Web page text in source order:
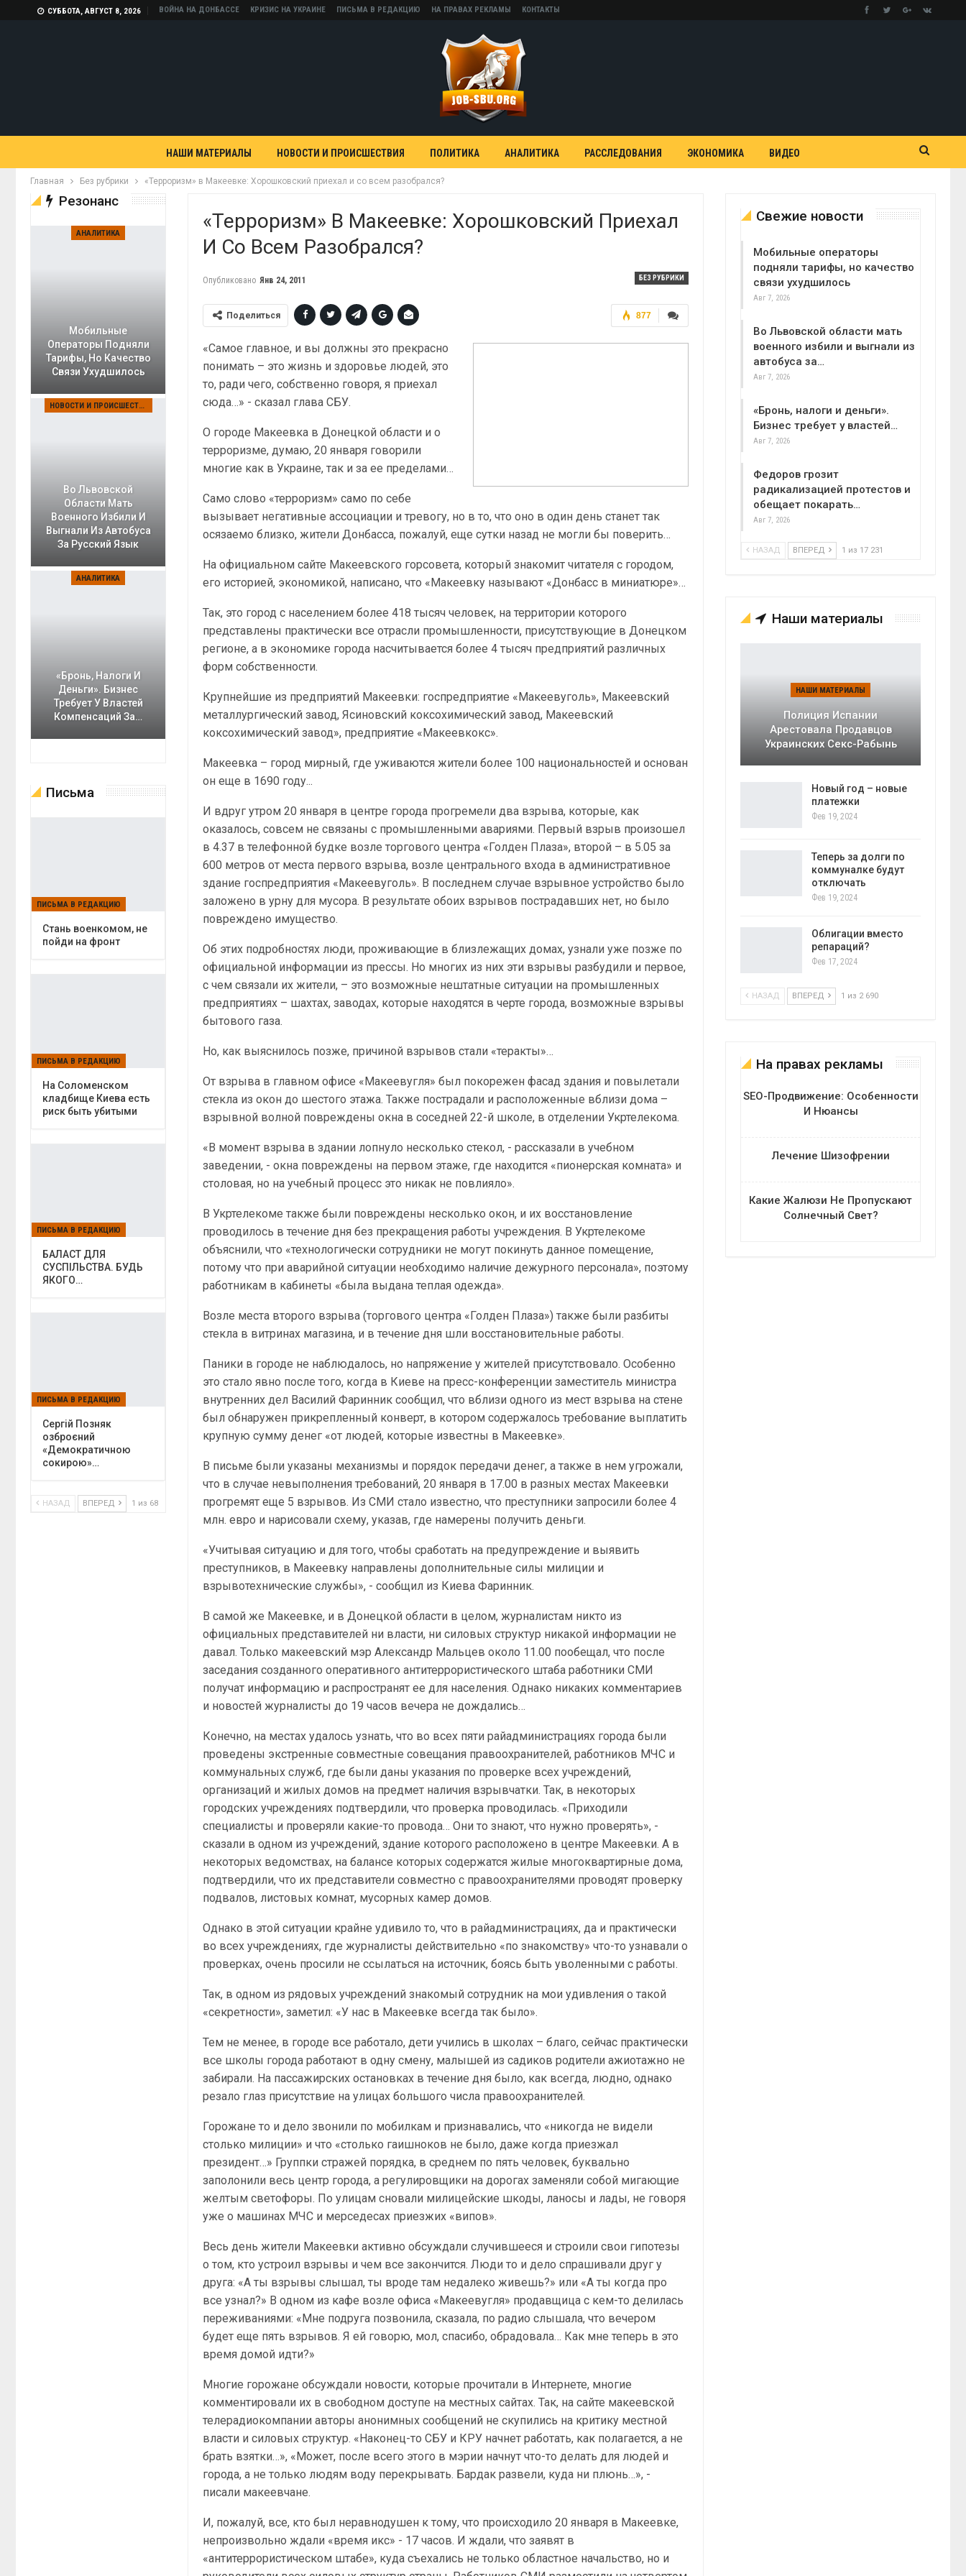
СУББОТА, АВГУСТ 8, 2026 ВОЙНА НА ДОНБАССЕ КРИЗИС НА УКРАИНЕ ПИСЬМА В РЕДАКЦИЮ НА ПРАВАХ РЕКЛАМЫ КОНТАКТЫ
НАШИ МАТЕРИАЛЫ НОВОСТИ И ПРОИСШЕСТВИЯ ПОЛИТИКА АНАЛИТИКА РАССЛЕДОВАНИЯ ЭКОНОМИКА ВИДЕО
Главная Без рубрики «Терроризм» в Макеевке: Хорошковский приехал и со всем разобрался?
«Терроризм» В Макеевке: Хорошковский Приехал
И Со Всем Разобрался?
БЕЗ РУБРИКИ
Опубликовано Янв 24, 2011
877
Поделиться
«Самое главное, и вы должны это прекрасно
понимать – это жизнь и здоровье людей, это
то, ради чего, собственно говоря, я приехал
сюда…» - сказал глава СБУ.
О городе Макеевка в Донецкой области и о
терроризме, думаю, 20 января говорили
многие как в Украине, так и за ее пределами…
Само слово «терроризм» само по себе
вызывает негативные ассоциации и тревогу, но в то, что оно в один день станет так
осязаемо близко, жители Донбасса, пожалуй, еще сутки назад не могли бы поверить…
На официальном сайте Макеевского горсовета, который знакомит читателя с городом,
его историей, экономикой, написано, что «Макеевку называют «Донбасс в миниатюре»…
Так, это город с населением более 418 тысяч человек, на территории которого
представлены практически все отрасли промышленности, присутствующие в Донецком
регионе, а в экономике города насчитывается более 4 тысяч предприятий различных
форм собственности.
Крупнейшие из предприятий Макеевки: госпредприятие «Макеевуголь», Макеевский
металлургический завод, Ясиновский коксохимический завод, Макеевский
коксохимический завод», предприятие «Макеевкокс».
Макеевка – город мирный, где уживаются жители более 100 национальностей и основан
он еще в 1690 году...
И вдруг утром 20 января в центре города прогремели два взрыва, которые, как
оказалось, совсем не связаны с промышленными авариями. Первый взрыв произошел
в 4.37 в телефонной будке возле торгового центра «Голден Плаза», второй – в 5.05 за
600 метров от места первого взрыва, возле центрального входа в административное
здание госпредприятия «Макеевуголь». В последнем случае взрывное устройство было
заложено в урну для мусора. В результате обоих взрывов пострадавших нет, но было
повреждено имущество.
Об этих подробностях люди, проживающие в близлежащих домах, узнали уже позже по
официальной информации из прессы. Но многих из них эти взрывы разбудили и первое,
с чем связали их жители, – это возможные нештатные ситуации на промышленных
предприятиях – шахтах, заводах, которые находятся в черте города, возможные взрывы
бытового газа.
Но, как выяснилось позже, причиной взрывов стали «теракты»…
От взрыва в главном офисе «Макеевугля» был покорежен фасад здания и повылетали
стекла из окон до шестого этажа. Также пострадали и расположенные вблизи дома –
взрывной волной повреждены окна в соседней 22-й школе, в отделении Укртелекома.
«В момент взрыва в здании лопнуло несколько стекол, - рассказали в учебном
заведении, - окна повреждены на первом этаже, где находится «пионерская комната» и
столовая, но на учебный процесс это никак не повлияло».
В Укртелекоме также были повреждены несколько окон, и их восстановление
проводилось в течение дня без прекращения работы учреждения. В Укртелекоме
объяснили, что «технологически сотрудники не могут покинуть данное помещение,
потому что при аварийной ситуации необходимо наличие дежурного персонала», поэтому
работникам в кабинеты «была выдана теплая одежда».
Возле места второго взрыва (торгового центра «Голден Плаза») также были разбиты
стекла в витринах магазина, и в течение дня шли восстановительные работы.
Паники в городе не наблюдалось, но напряжение у жителей присутствовало. Особенно
это стало явно после того, когда в Киеве на пресс-конференции заместитель министра
внутренних дел Василий Фаринник сообщил, что вблизи одного из мест взрыва на стене
был обнаружен прикрепленный конверт, в котором содержалось требование выплатить
крупную сумму денег «от людей, которые известны в Макеевке».
В письме были указаны механизмы и порядок передачи денег, а также в нем угрожали,
что в случае невыполнения требований, 20 января в 17.00 в разных местах Макеевки
прогремят еще 5 взрывов. Из СМИ стало известно, что преступники запросили более 4
млн. евро и нарисовали схему, указав, где намерены получить деньги.
«Учитывая ситуацию и для того, чтобы сработать на предупреждение и выявить
преступников, в Макеевку направлены дополнительные силы милиции и
взрывотехнические службы», - сообщил из Киева Фаринник.
В самой же Макеевке, и в Донецкой области в целом, журналистам никто из
официальных представителей ни власти, ни силовых структур никакой информации не
давал. Только макеевский мэр Александр Мальцев около 11.00 пообещал, что после
заседания созданного оперативного антитеррористического штаба работники СМИ
получат информацию и распространят ее для населения. Однако никаких комментариев
и новостей журналисты до 19 часов вечера не дождались…
Конечно, на местах удалось узнать, что во всех пяти райадминистрациях города были
проведены экстренные совместные совещания правоохранителей, работников МЧС и
коммунальных служб, где были даны указания по проверке всех учреждений,
организаций и жилых домов на предмет наличия взрывчатки. Так, в некоторых
городских учреждениях подтвердили, что проверка проводилась. «Приходили
специалисты и проверяли какие-то провода… Они то знают, что нужно проверять», -
сказали в одном из учреждений, здание которого расположено в центре Макеевки. А в
некоторых ведомствах, на балансе которых содержатся жилые многоквартирные дома,
подтвердили, что их представители совместно с правоохранителями проводят проверку
подвалов, листовых комнат, мусорных камер домов.
Однако в этой ситуации крайне удивило то, что в райадминистрациях, да и практически
во всех учреждениях, где журналисты действительно «по знакомству» что-то узнавали о
проверках, очень просили не ссылаться на источник, боясь быть уволенными с работы.
Так, в одном из рядовых учреждений знакомый сотрудник на мои удивления о такой
«секретности», заметил: «У нас в Макеевке всегда так было».
Тем не менее, в городе все работало, дети учились в школах – благо, сейчас практически
все школы города работают в одну смену, малышей из садиков родители ажиотажно не
забирали. На пассажирских остановках в течение дня было, как всегда, людно, однако
резало глаз присутствие на улицах большого числа правоохранителей.
Горожане то и дело звонили по мобилкам и признавались, что «никогда не видели
столько милиции» и что «столько гаишноков не было, даже когда приезжал
президент…» Группки стражей порядка, в среднем по пять человек, буквально
заполонили весь центр города, а регулировщики на дорогах заменяли собой мигающие
желтым светофоры. По улицам сновали милицейские шкоды, ланосы и лады, не говоря
уже о машинах МЧС и мерседесах приезжих «випов».
Весь день жители Макеевки активно обсуждали случившееся и строили свои гипотезы
о том, кто устроил взрывы и чем все закончится. Люди то и дело спрашивали друг у
друга: «А ты взрывы слышал, ты вроде там недалеко живешь?» или «А ты когда про
все узнал?» В одном из кафе возле офиса «Макеевугля» продавщица с кем-то делилась
переживаниями: «Мне подруга позвонила, сказала, по радио слышала, что вечером
будет еще пять взрывов. Я ей говорю, мол, спасибо, обрадовала… Как мне теперь в это
время домой идти?»
Многие горожане обсуждали новости, которые прочитали в Интернете, многие
комментировали их в свободном доступе на местных сайтах. Так, на сайте макеевской
телерадиокомпании авторы анонимных сообщений не скупились на критику местной
власти и силовых структур. «Наконец-то СБУ и КРУ начнет работать, как полагается, а не
брать взятки…», «Может, после всего этого в мэрии начнут что-то делать для людей и
города, а не только людям воду перекрывать. Бардак развели, куда ни плюнь…», -
писали макеевчане.
И, пожалуй, все, кто был неравнодушен к тому, что происходило 20 января в Макеевке,
непроизвольно ждали «время икс» - 17 часов. И ждали, что заявят в
«антитеррористическом штабе», куда съехались не только областное начальство, но и
Свежие новости
Мобильные операторы
подняли тарифы, но качество
связи ухудшилось
Авг 7, 2026
Во Львовской области мать
военного избили и выгнали из
автобуса за…
Авг 7, 2026
«Бронь, налоги и деньги».
Бизнес требует у властей…
Авг 7, 2026
Федоров грозит
радикализацией протестов и
обещает покарать…
Авг 7, 2026
НАЗАД ВПЕРЕД 1 из 17 231
Наши материалы
НАШИ МАТЕРИАЛЫ
Полиция Испании
Арестовала Продавцов
Украинских Секс-Рабынь
Новый год – новые
платежки
Фев 19, 2024
Теперь за долги по
коммуналке будут
отключать
Фев 19, 2024
Облигации вместо
репараций?
Фев 17, 2024
НАЗАД ВПЕРЕД 1 из 2 690
На правах рекламы
SEO-Продвижение: Особенности
И Нюансы
Лечение Шизофрении
Какие Жалюзи Не Пропускают
Солнечный Свет?
Резонанс
АНАЛИТИКА
Мобильные
Операторы Подняли
Тарифы, Но Качество
Связи Ухудшилось
НОВОСТИ И ПРОИСШЕСТВИЯ
Во Львовской
Области Мать
Военного Избили И
Выгнали Из Автобуса
За Русский Язык
АНАЛИТИКА
«Бронь, Налоги И
Деньги». Бизнес
Требует У Властей
Компенсаций За…
Письма
ПИСЬМА В РЕДАКЦИЮ
Cтань военкомом, не
пойди на фронт
ПИСЬМА В РЕДАКЦИЮ
На Соломенском
кладбище Киева есть
риск быть убитыми
ПИСЬМА В РЕДАКЦИЮ
БАЛАСТ ДЛЯ
СУСПІЛЬСТВА. БУДЬ
ЯКОГО…
ПИСЬМА В РЕДАКЦИЮ
Сергій Позняк
озброєний
«Демократичною
сокирою»…
НАЗАД ВПЕРЕД 1 из 68